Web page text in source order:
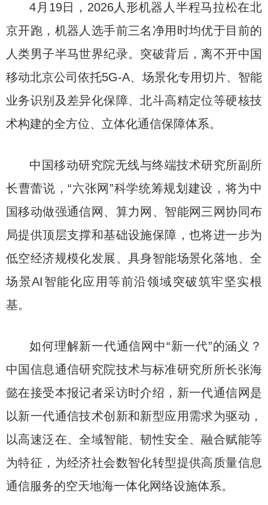
4月19日，2026人形机器人半程马拉松在北
京开跑，机器人选手前三名净用时均优于目前的
人类男子半马世界纪录。突破背后，离不开中国
移动北京公司依托5G-A、场景化专用切片、智能
业务识别及差异化保障、北斗高精定位等硬核技
术构建的全方位、立体化通信保障体系。
中国移动研究院无线与终端技术研究所副所
长曹蕾说，“六张网”科学统筹规划建设，将为中
国移动做强通信网、算力网、智能网三网协同布
局提供顶层支撑和基础设施保障，也将进一步为
低空经济规模化发展、具身智能场景化落地、全
场景AI智能化应用等前沿领域突破筑牢坚实根
基。
如何理解新一代通信网中“新一代”的涵义？
中国信息通信研究院技术与标准研究所所长张海
懿在接受本报记者采访时介绍，新一代通信网是
以新一代通信技术创新和新型应用需求为驱动，
以高速泛在、全域智能、韧性安全、融合赋能等
为特征，为经济社会数智化转型提供高质量信息
通信服务的空天地海一体化网络设施体系。